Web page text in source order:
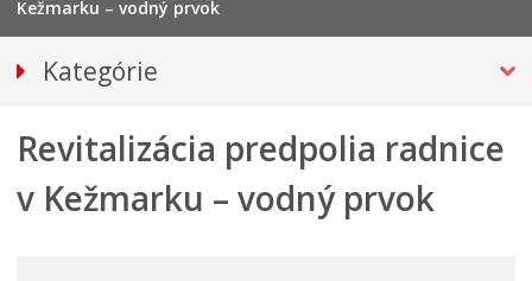
Kežmarku – vodný prvok
Kategórie
Vestník verejného obstarávania ÚVO
Revitalizácia predpolia radnice
v Kežmarku – vodný prvok